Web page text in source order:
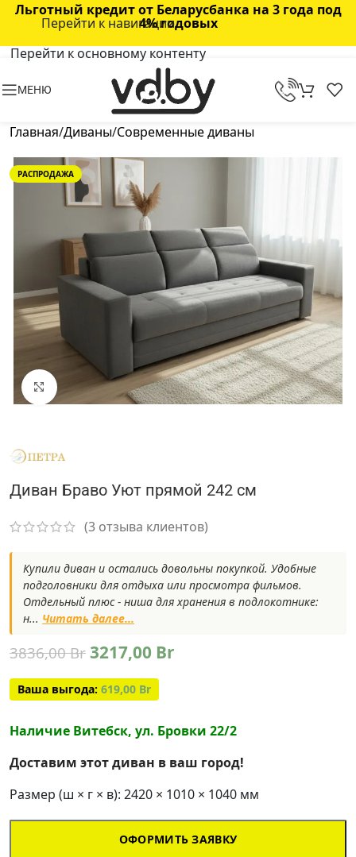
Перейти к навигации
Перейти к основному контенту
Льготный кредит от Беларусбанка на 3 года под
4% годовых
МЕНЮ
Главная/Диваны/Современные диваны
РАСПРОДАЖА
Нажмите, чтобы увеличить
Диван Браво Уют прямой 242 см
(3 отзыва клиентов)
Купили диван и остались довольны покупкой. Удобные
подголовники для отдыха или просмотра фильмов.
Отдельный плюс - ниша для хранения в подлокотнике:
н... Читать далее...
3836,00Br 3217,00 Br
Ваша выгода: 619,00 Br
Наличие Витебск, ул. Бровки 22/2
Доставим этот диван в ваш город!
Размер (ш × г × в): 2420 × 1010 × 1040 мм
ОФОРМИТЬ ЗАЯВКУ